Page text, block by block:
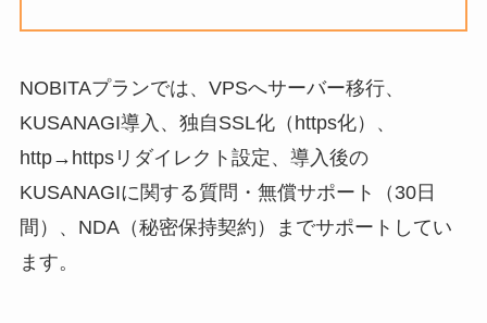
NOBITAプランでは、VPSへサーバー移行、
KUSANAGI導入、独自SSL化（https化）、
http→httpsリダイレクト設定、導入後の
KUSANAGIに関する質問・無償サポート（30日
間）、NDA（秘密保持契約）までサポートしてい
ます。